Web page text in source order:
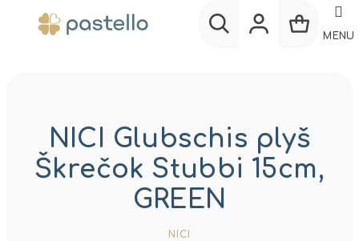
MENU
NICI Glubschis plyš
Škrečok Stubbi 15cm,
GREEN
NICI